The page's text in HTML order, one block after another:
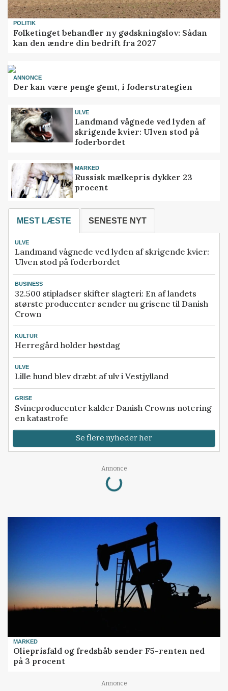
POLITIK
Folketinget behandler ny gødskningslov: Sådan
kan den ændre din bedrift fra 2027
ANNONCE
Der kan være penge gemt, i foderstrategien
ULVE
Landmand vågnede ved lyden af
skrigende kvier: Ulven stod på
foderbordet
MARKED
Russisk mælkepris dykker 23
procent
MEST LÆSTE SENESTE NYT
ULVE
Landmand vågnede ved lyden af skrigende kvier:
Ulven stod på foderbordet
BUSINESS
32.500 stipladser skifter slagteri: En af landets
største producenter sender nu grisene til Danish
Crown
KULTUR
Herregård holder høstdag
ULVE
Lille hund blev dræbt af ulv i Vestjylland
GRISE
Svineproducenter kalder Danish Crowns notering
en katastrofe
Se flere nyheder her
Annonce
Loading...
MARKED
Olieprisfald og fredshåb sender F5-renten ned
på 3 procent
Annonce